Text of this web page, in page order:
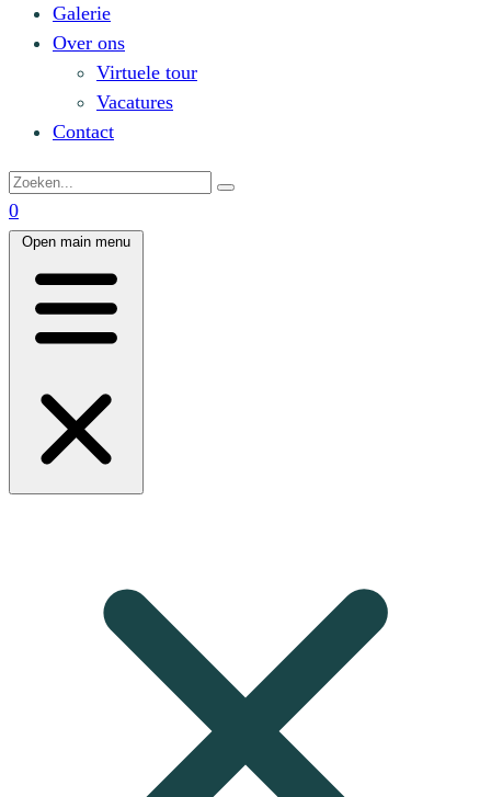
Galerie
Over ons
Virtuele tour
Vacatures
Contact
0
Open main menu